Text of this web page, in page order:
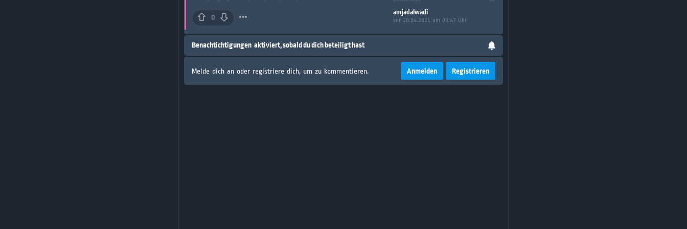
amjadalwadi
vor 20.04.2021 um 00:47 Uhr
0
Benachtichtigungen aktiviert, sobald du dich beteiligt hast
Melde dich an oder registriere dich, um zu kommentieren. Anmelden Registrieren